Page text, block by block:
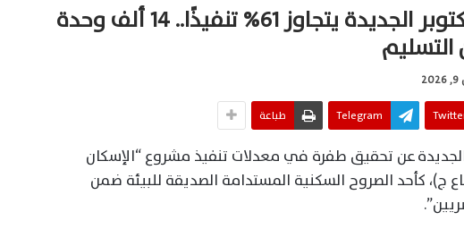
الإسكان الأخضر في 6 أكتوبر الجديدة يتجاوز 61% تنفيذًا.. 14 ألف وحدة
Telegram طباعة
تنمية مدينة 6 أكتوبر الجديدة عن تحقيق طفرة في معدلات تنفيذ مشروع “الإسكان
ج)، كأحد الصروح السكنية المستدامة الصديقة للبيئة ضمن